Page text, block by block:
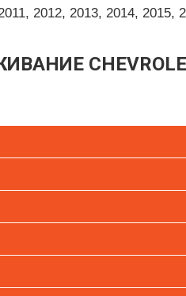
2012, 2013, 2014, 2015,